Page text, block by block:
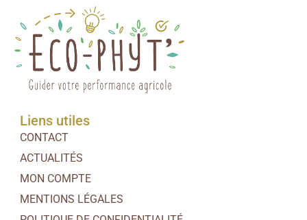
Liens utiles
CONTACT
ACTUALITÉS
MON COMPTE
MENTIONS LÉGALES